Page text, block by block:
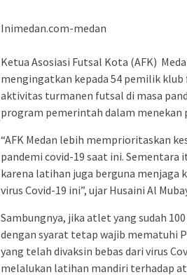
Inimedan.com-medan
Ketua Asosiasi Futsal Kota (AFK)
mengingatkan kepada 54 pemilik
aktivitas turmanen futsal di masa
program pemerintah dalam menekan
“AFK Medan lebih memprioritaskan
pandemi covid-19 saat ini.
karena latihan juga berguna menjaga
virus Covid-19 ini”, ujar Husaini Al
Sambungnya, jika atlet yang sudah
dengan syarat tetap wajib mematuhi
yang telah divaksin bebas dari virus
melalukan latihan mandiri terhadap